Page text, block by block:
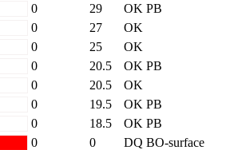
0 29 OK PB
0 27
OK
0 25
OK
0 20.5 OK PB
0 20.5
OK
0 19.5 OK PB
0 18.5 OK PB
0 0
DQ BO-surface